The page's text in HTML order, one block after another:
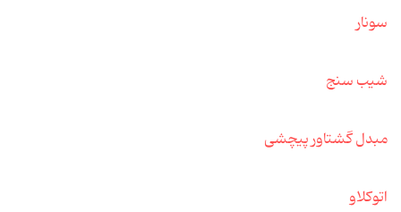
سونار
شیب سنج
مبدل گشتاور پیچشی
اتوکلاو